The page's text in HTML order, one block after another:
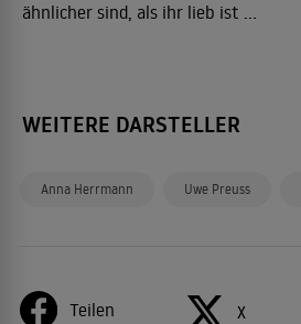
ähnlicher sind, als ihr lieb ist ...
WEITERE DARSTELLER
Anna Herrmann Uwe Preuss
Teilen X